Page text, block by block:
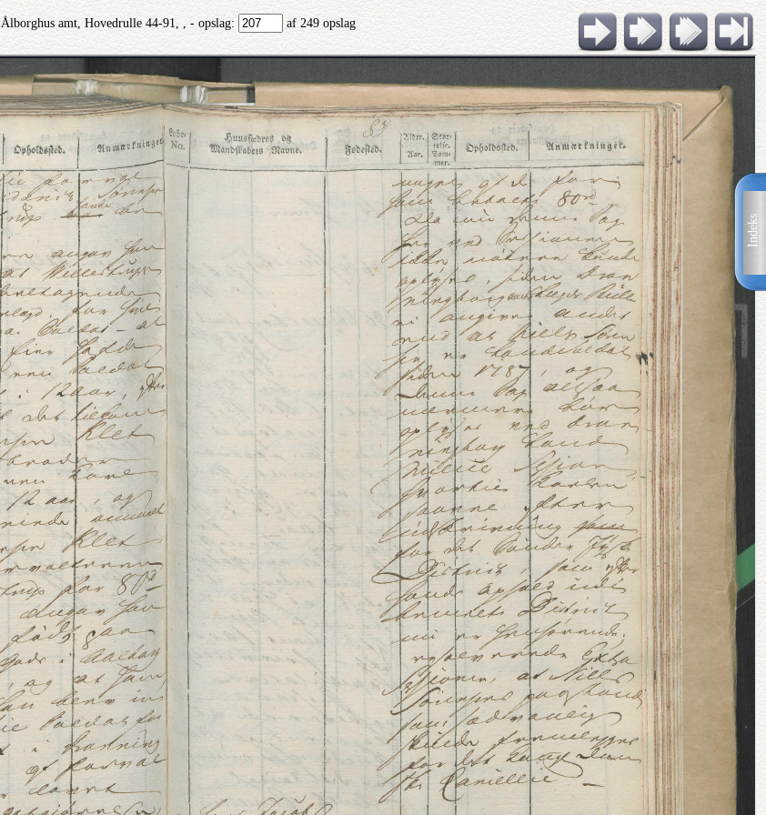
Indeks
Ålborghus amt, Hovedrulle 44-91, , - opslag: af 249 opslag